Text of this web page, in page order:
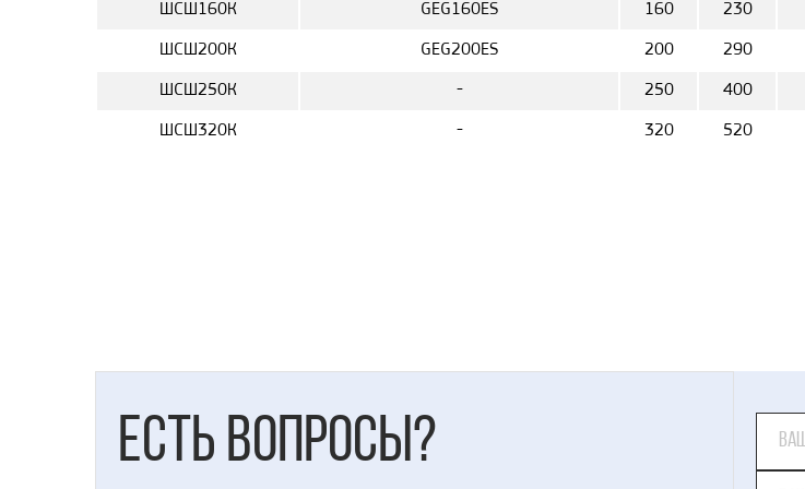
ШСШ160К GEG160ES 160 230
ШСШ200К GEG200ES 200 290
ШСШ250К - 250 400
ШСШ320К - 320 520
Есть вопросы?